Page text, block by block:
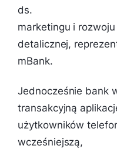
ds.
marketingu i
detalicznej,
mBank.
Jednocześnie bank
transakcyjną
użytkowników
wcześniejszą,